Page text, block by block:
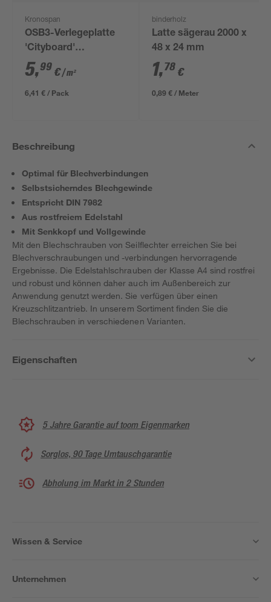
Kronospan
OSB3-Verlegeplatte
'Cityboard'
ungeschliffen 1690 x
634 x 12 mm
5,99 €/ m²
6,41 € / Pack
binderholz
Latte sägerau 2000 x
48 x 24 mm
1,78 €
0,89 € / Meter
Beschreibung
Optimal für Blechverbindungen
Selbstsicherndes Blechgewinde
Entspricht DIN 7982
Aus rostfreiem Edelstahl
Mit Senkkopf und Vollgewinde
Mit den Blechschrauben von Seilflechter erreichen Sie bei
Blechverschraubungen und -verbindungen hervorragende
Ergebnisse. Die Edelstahlschrauben der Klasse A4 sind rostfrei
und robust und können daher auch im Außenbereich zur
Anwendung genutzt werden. Sie verfügen über einen
Kreuzschlitzantrieb. In unserem Sortiment finden Sie die
Blechschrauben in verschiedenen Varianten.
Eigenschaften
5 Jahre Garantie auf toom Eigenmarken
Sorglos, 90 Tage Umtauschgarantie
Abholung im Markt in 2 Stunden
Wissen & Service
Unternehmen